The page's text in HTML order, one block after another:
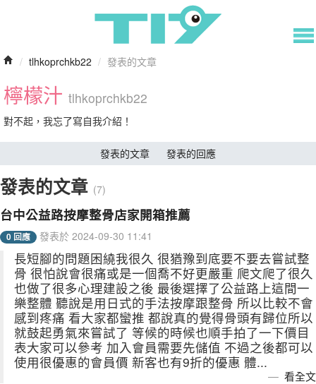
/ tlhkoprchkb22 / 發表的文章
檸檬汁 tlhkoprchkb22
對不起，我忘了寫自我介紹！
發表的文章 發表的回應
發表的文章 (7)
台中公益路按摩整骨店家開箱推薦
0 回應 發表於 2024-09-30 11:41
長短腳的問題困繞我很久 很猶豫到底要不要去嘗試整
骨 很怕說會很痛或是一個喬不好更嚴重 爬文爬了很久
也做了很多心理建設之後 最後選擇了公益路上這間一
樂整體 聽說是用日式的手法按摩跟整骨 所以比較不會
感到疼痛 看大家都蠻推 都說真的覺得骨頭有歸位所以
就鼓起勇氣來嘗試了 等候的時候也順手拍了一下價目
表大家可以參考 加入會員需要先儲值 不過之後都可以
使用很優惠的會員價 新客也有9折的優惠 體...
看全文